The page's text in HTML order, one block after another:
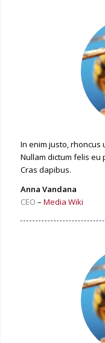
In enim justo, rhoncus
Nullam dictum felis eu
Cras dapibus.
Anna Vandana
CEO – Media Wiki